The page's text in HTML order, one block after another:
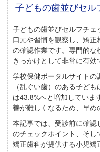
子どもの歯並びセル
子どもの歯並びセルフチェ
口元や習慣を観察し、矯
の確認作業です。専門的
きっかけとして非常に有効
学校保健ポータルサイト
（乱ぐい歯）のある子ど
は43.8%へと増加していま
善が難しくなるため、早め
本記事では、受診前に確認
のチェックポイント、そし
矯正歯科が提供する小児矯